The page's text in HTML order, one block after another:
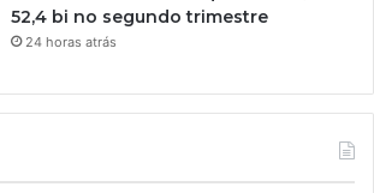
52,4 bi no segundo trimestre
24 horas atrás